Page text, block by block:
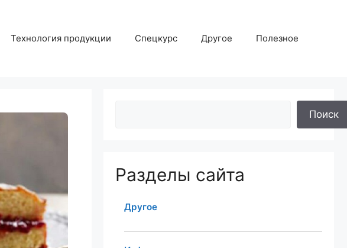
Технология продукции Спецкурс Другое Полезное
Поиск
Разделы сайта
Другое